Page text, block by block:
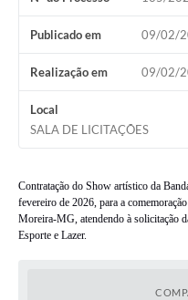
Requerimento
Arquivos para Download
Links
Publicado em 09/02/
Realização em 09/02/
Local
SALA DE LICITAÇÕES
Contratação do Show artístico da
fevereiro de 2026, para a
Moreira-MG, atendendo à solicitação
Esporte e Lazer.